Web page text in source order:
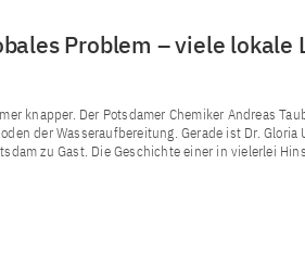
Problem – viele lokale
knapper. Der Potsdamer Chemiker Andreas
der Wasseraufbereitung. Gerade ist Dr. Gloria
zu Gast. Die Geschichte einer in vielerlei